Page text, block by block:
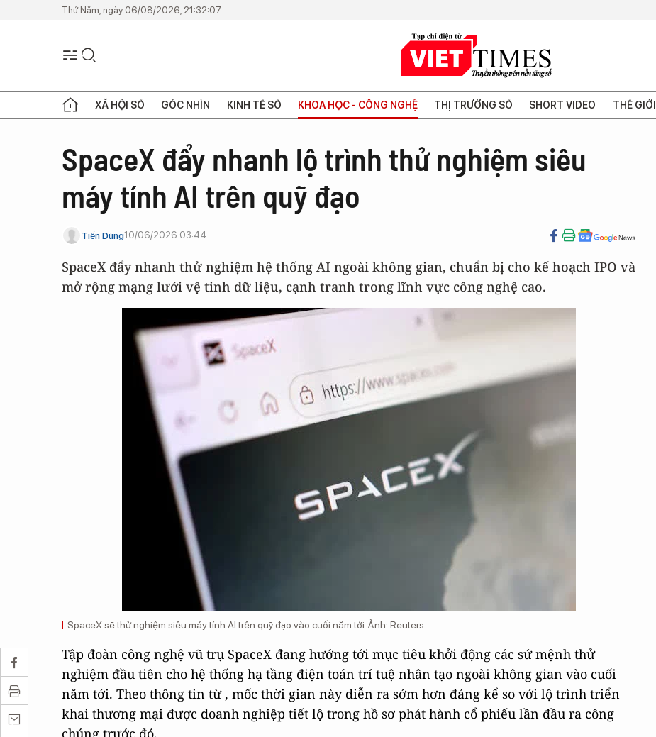
Thứ Năm, ngày 06/08/2026, 21:32:07
XÃ HỘI SỐ GÓC NHÌN KINH TẾ SỐ KHOA HỌC - CÔNG NGHỆ THỊ TRƯỜNG SỐ SHORT VIDEO THẾ GIỚI
SpaceX đẩy nhanh lộ trình thử nghiệm siêu
máy tính AI trên quỹ đạo
Tiến Dũng10/06/2026 03:44
SpaceX đẩy nhanh thử nghiệm hệ thống AI ngoài không gian, chuẩn bị cho kế hoạch IPO và
mở rộng mạng lưới vệ tinh dữ liệu, cạnh tranh trong lĩnh vực công nghệ cao.
SpaceX sẽ thử nghiệm siêu máy tính AI trên quỹ đạo vào cuối năm tới. Ảnh: Reuters.
Tập đoàn công nghệ vũ trụ SpaceX đang hướng tới mục tiêu khởi động các sứ mệnh thử
nghiệm đầu tiên cho hệ thống hạ tầng điện toán trí tuệ nhân tạo ngoài không gian vào cuối
năm tới. Theo thông tin từ , mốc thời gian này diễn ra sớm hơn đáng kể so với lộ trình triển
khai thương mại được doanh nghiệp tiết lộ trong hồ sơ phát hành cổ phiếu lần đầu ra công
chúng trước đó.